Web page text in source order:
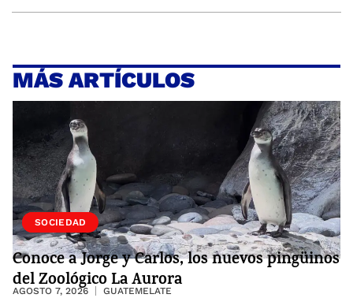
MÁS ARTÍCULOS
VIDA
SOCIEDAD
Conoce a Jorge y Carlos, los nuevos pingüinos
del Zoológico La Aurora
AGOSTO 7, 2026 GUATEMELATE